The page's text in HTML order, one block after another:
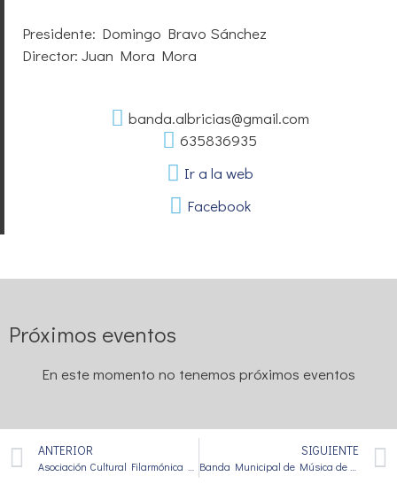
Presidente: Domingo Bravo Sánchez
Director: Juan Mora Mora
banda.albricias@gmail.com
635836935
Ir a la web
Facebook
Próximos eventos
En este momento no tenemos próximos eventos
ANTERIOR SIGUIENTE